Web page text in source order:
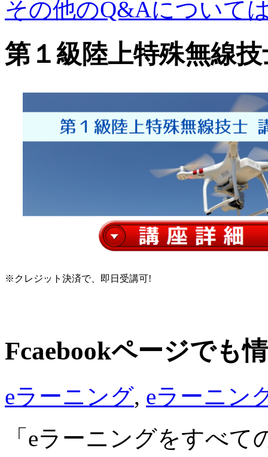
その他のQ&Aについて
第１級陸上特殊無線
※クレジット決済で、即日受講可!
Fcaebookページでも
eラーニング, eラーニン
「eラーニングをすべて